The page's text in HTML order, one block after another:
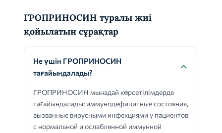
ГРОПРИНОСИН туралы жиі
қойылатын сұрақтар
Не үшін ГРОПРИНОСИН
тағайындалады?
ГРОПРИНОСИН мынадай көрсетілімдерде
тағайындалады: иммунодефицитные состояния,
вызванные вирусными инфекциями у пациентов
с нормальной и ослабленной иммунной